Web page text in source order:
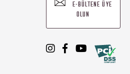
E-BÜLTENE ÜYE
OLUN